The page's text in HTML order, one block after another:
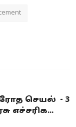
செயல் - 3
எச்சரிக...